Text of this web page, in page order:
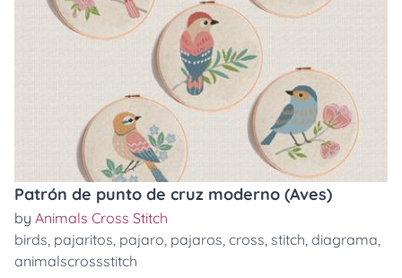
Patrón de punto de cruz moderno (Aves)
by Animals Cross Stitch
birds, pajaritos, pajaro, pajaros, cross, stitch, diagrama,
animalscrossstitch